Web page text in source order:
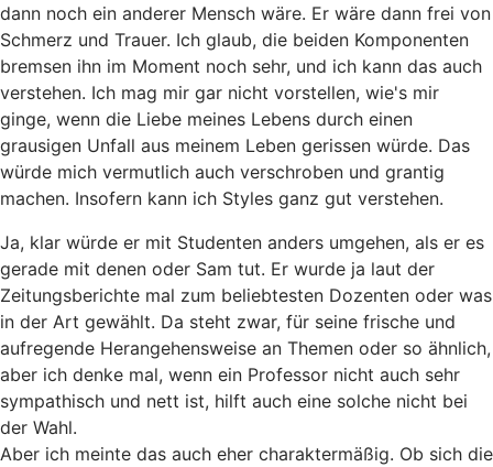
dann noch ein anderer Mensch wäre. Er wäre dann frei von
Schmerz und Trauer. Ich glaub, die beiden Komponenten
bremsen ihn im Moment noch sehr, und ich kann das auch
verstehen. Ich mag mir gar nicht vorstellen, wie's mir
ginge, wenn die Liebe meines Lebens durch einen
grausigen Unfall aus meinem Leben gerissen würde. Das
würde mich vermutlich auch verschroben und grantig
machen. Insofern kann ich Styles ganz gut verstehen.
Ja, klar würde er mit Studenten anders umgehen, als er es
gerade mit denen oder Sam tut. Er wurde ja laut der
Zeitungsberichte mal zum beliebtesten Dozenten oder was
in der Art gewählt. Da steht zwar, für seine frische und
aufregende Herangehensweise an Themen oder so ähnlich,
aber ich denke mal, wenn ein Professor nicht auch sehr
sympathisch und nett ist, hilft auch eine solche nicht bei
der Wahl.
Aber ich meinte das auch eher charaktermäßig. Ob sich die